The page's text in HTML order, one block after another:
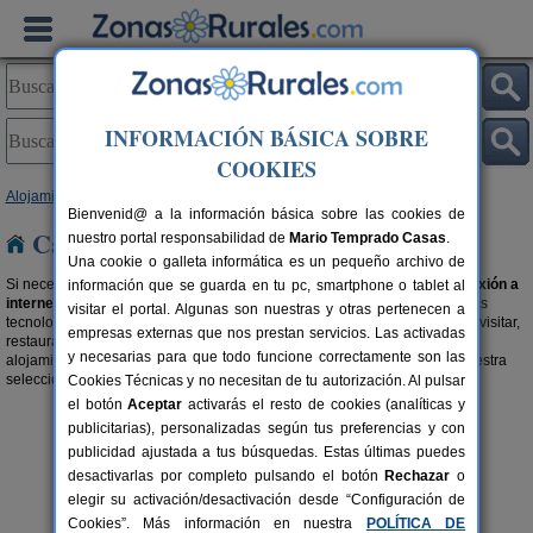
Alojamientos
Casas rurales con wifi
Si necesitas estar constantemente en red, elige unacasa rural con conexión a
internet
. Porque el turismo rural no está, para nada, reñido con las nuevas
tecnologías. Aprovecha y encuentra las maravillas del entorno, sitios que visitar,
restaurantes,... sácale el máximo provecho a tu viaje desde el mismo
alojamiento con wifi. Porque servicios y precio son compatibles, visita nuestra
selección decasas rurales baratas.
INFORMACIÓN BÁSICA SOBRE
COOKIES
Bienvenid@ a la información básica sobre las cookies de
nuestro portal responsabilidad de Mario Temprado Casas.
Una cookie o galleta informática es un pequeño archivo de
información que se guarda en tu pc, smartphone o tablet al
visitar el portal. Algunas son nuestras y otras pertenecen a
empresas externas que nos prestan servicios. Las activadas
y necesarias para que todo funcione correctamente son las
Cookies Técnicas y no necesitan de tu autorización. Al pulsar
el botónAceptar activarás el resto de cookies (analíticas y
publicitarias), personalizadas según tus preferencias y con
publicidad ajustada a tus búsquedas. Estas últimas puedes
desactivarlas por completo pulsando el botón Rechazar o
elegir su activación/desactivación desde “Configuración de
Cookies”. Más información en nuestra
POLÍTICA DE